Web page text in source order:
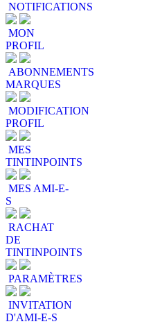
NOTIFICATIONS
MON
PROFIL
ABONNEMENTS
MARQUES
MODIFICATION
PROFIL
MES
TINTINPOINTS
MES AMI-E-
S
RACHAT
DE
TINTINPOINTS
PARAMÈTRES
INVITATION
D'AMI-E-S